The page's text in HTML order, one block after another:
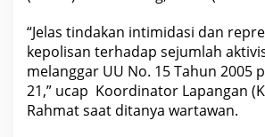
o
t
a
a
l
a
n
“Jelas tindakan intimidasi dan
kepolisan terhadap sejumlah
melanggar UU No. 15 Tahun 2005
21,” ucap Koordinator Lapangan
Rahmat saat ditanya wartawan.